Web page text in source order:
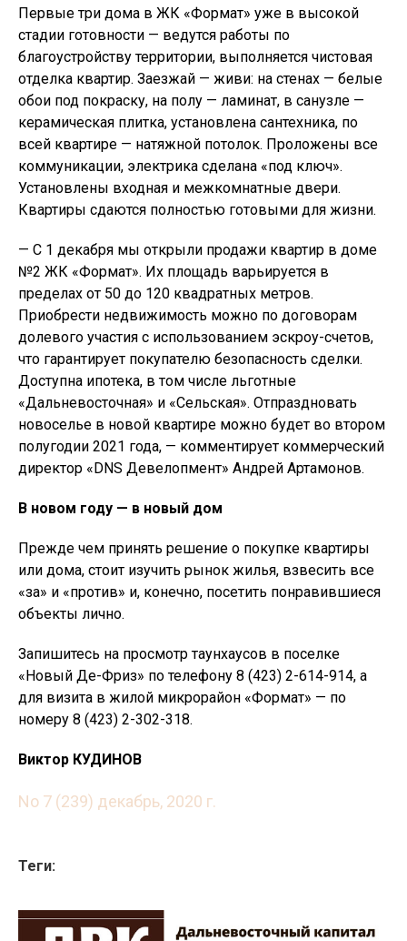
Первые три дома в ЖК «Формат» уже в высокой
стадии готовности — ведутся работы по
благоустройству территории, выполняется чистовая
отделка квартир. Заезжай — живи: на стенах — белые
обои под покраску, на полу — ламинат, в санузле —
керамическая плитка, установлена сантехника, по
всей квартире — натяжной потолок. Проложены все
коммуникации, электрика сделана «под ключ».
Установлены входная и межкомнатные двери.
Квартиры сдаются полностью готовыми для жизни.
— С 1 декабря мы открыли продажи квартир в доме
№2 ЖК «Формат». Их площадь варьируется в
пределах от 50 до 120 квадратных метров.
Приобрести недвижимость можно по договорам
долевого участия с использованием эскроу-счетов,
что гарантирует покупателю безопасность сделки.
Доступна ипотека, в том числе льготные
«Дальневосточная» и «Сельская». Отпраздновать
новоселье в новой квартире можно будет во втором
полугодии 2021 года, — комментирует коммерческий
директор «DNS Девелопмент» Андрей Артамонов.
В новом году — в новый дом
Прежде чем принять решение о покупке квартиры
или дома, стоит изучить рынок жилья, взвесить все
«за» и «против» и, конечно, посетить понравившиеся
объекты лично.
Запишитесь на просмотр таунхаусов в поселке
«Новый Де-Фриз» по телефону 8 (423) 2-614-914, а
для визита в жилой микрорайон «Формат» — по
номеру 8 (423) 2-302-318.
Виктор КУДИНОВ
No 7 (239) декабрь, 2020 г.
Теги: